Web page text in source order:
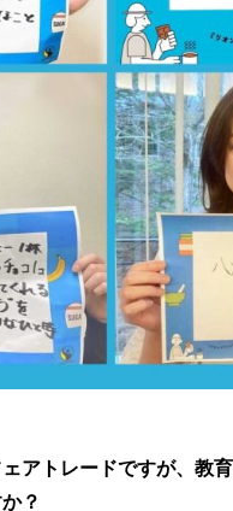
アトレードですが、教
？